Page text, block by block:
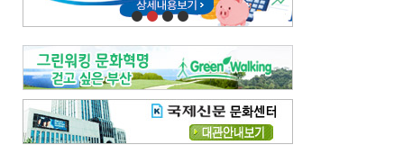
봄의 설렘보다 먼저 내 몸의 달램
진료실에서[전체보기]
B형 간염은 ‘간암 시한폭탄’…비활동기 환자도 꼭 6개월 주기 검사
최수지의 한방 이야기 [전체보기]
‘생리 안 해서 편하다’는 위험한 착각